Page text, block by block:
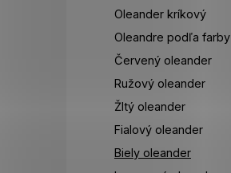
Oleander kríkový
Oleandre podľa farby
Červený oleander
Ružový oleander
Žltý oleander
Fialový oleander
Biely oleander